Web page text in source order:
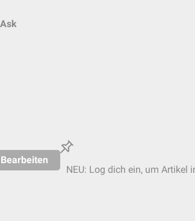
Ask
Bearbeiten
NEU: Log dich ein, um Artikel